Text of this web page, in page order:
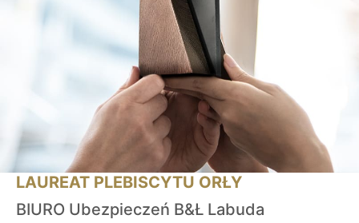
LAUREAT PLEBISCYTU ORŁY
BIURO Ubezpieczeń B&Ł Labuda